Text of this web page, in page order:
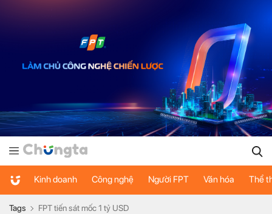
Kinh doanh Công nghệ Người FPT Văn hóa Thể
Tags FPT tiến sát mốc 1 tỷ USD